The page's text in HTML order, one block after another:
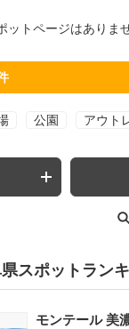
トページはありませ
公園 アウト
スポットラン
モンテール 美